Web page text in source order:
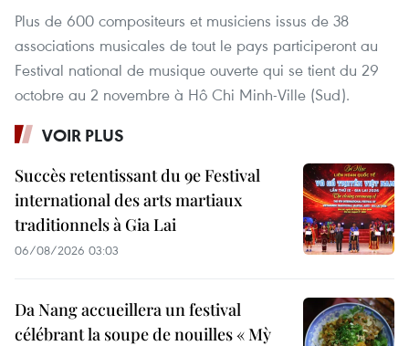
Plus de 600 compositeurs et musiciens issus de 38
associations musicales de tout le pays participeront au
Festival national de musique ouverte qui se tient du 29
octobre au 2 novembre à Hô Chi Minh-Ville (Sud).
VOIR PLUS
Succès retentissant du 9e Festival
international des arts martiaux
traditionnels à Gia Lai
06/08/2026 03:03
Da Nang accueillera un festival
célébrant la soupe de nouilles « Mỳ